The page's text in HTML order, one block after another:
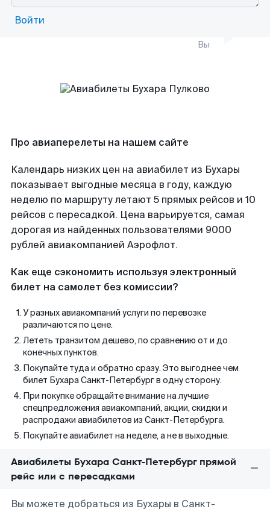
Войти
Вы
Про авиаперелеты на нашем сайте
Календарь низких цен на авиабилет из Бухары
показывает выгодные месяца в году, каждую
неделю по маршруту летают 5 прямых рейсов и 10
рейсов с пересадкой. Цена варьируется, самая
дорогая из найденных пользователями 9000
рублей авиакомпанией Аэрофлот.
Как еще сэкономить используя электронный
билет на самолет без комиссии?
У разных авиакомпаний услуги по перевозке
различаются по цене.
Лететь транзитом дешево, по сравнению от и до
конечных пунктов.
Покупайте туда и обратно сразу. Это выгоднее чем
билет Бухара Санкт-Петербург в одну сторону.
При покупке обращайте внимание на лучшие
спецпредложения авиакомпаний, акции, скидки и
распродажи авиабилетов из Санкт-Петербурга.
Покупайте авиабилет на неделе, а не в выходные.
Авиабилеты Бухара Санкт-Петербург прямой
рейс или с пересадками
Вы можете добраться из Бухары в Санкт-